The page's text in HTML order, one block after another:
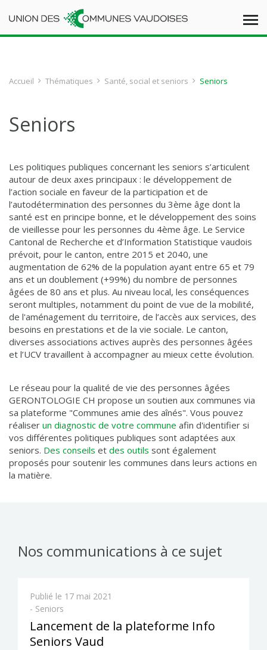
Accueil Thématiques Santé, social et seniors Seniors
Seniors
Les politiques publiques concernant les seniors s’articulent
autour de deux axes principaux : le développement de
l’action sociale en faveur de la participation et de
l’autodétermination des personnes du 3ème âge dont la
santé est en principe bonne, et le développement des soins
de vieillesse pour les personnes du 4ème âge. Le Service
Cantonal de Recherche et d’Information Statistique vaudois
prévoit, pour le canton, entre 2015 et 2040, une
augmentation de 62% de la population ayant entre 65 et 79
ans et un doublement (+99%) du nombre de personnes
âgées de 80 ans et plus. Au niveau local, les conséquences
seront multiples, notamment du point de vue de la mobilité,
de l'aménagement du territoire, de l’accès aux services, des
besoins en prestations et de la vie sociale. Le canton,
diverses associations actives auprès des personnes âgées
et l’UCV travaillent à accompagner au mieux cette évolution.
Le réseau pour la qualité de vie des personnes âgées
GERONTOLOGIE CH propose un soutien aux communes via
sa plateforme "Communes amie des aînés". Vous pouvez
réaliser un diagnostic de votre commune afin d'identifier si
vos différentes politiques publiques sont adaptées aux
seniors. Des conseils et des outils sont également
proposés pour soutenir les communes dans leurs actions en
la matière.
Nos communications à ce sujet
Publié le 17 mai 2021
- Seniors
Lancement de la plateforme Info
Seniors Vaud